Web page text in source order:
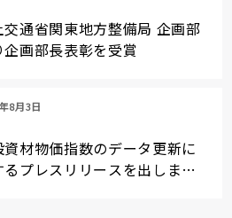
交通省関東地方整備局 企画部
企画部長表彰を受賞
8月3日
資材物価指数のデータ更新に
るプレスリリースを出しまし